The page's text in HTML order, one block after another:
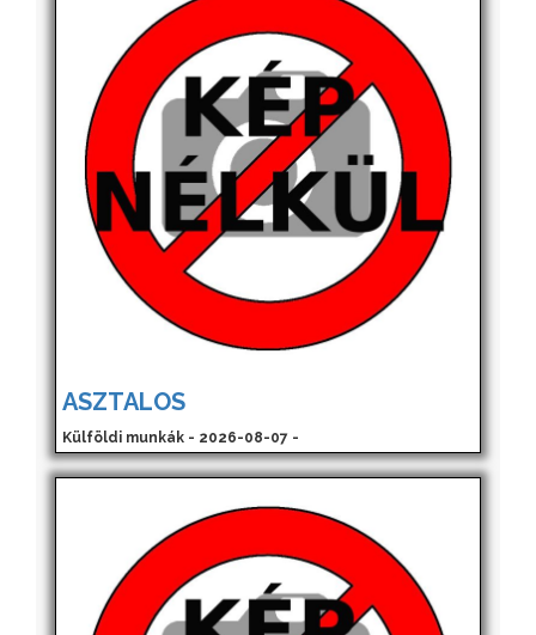
ASZTALOS
Külföldi munkák - 2026-08-07 -